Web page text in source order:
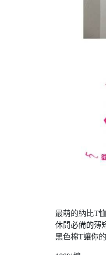
最萌的納比T恤
休閒必備的薄
黑色棉T讓你